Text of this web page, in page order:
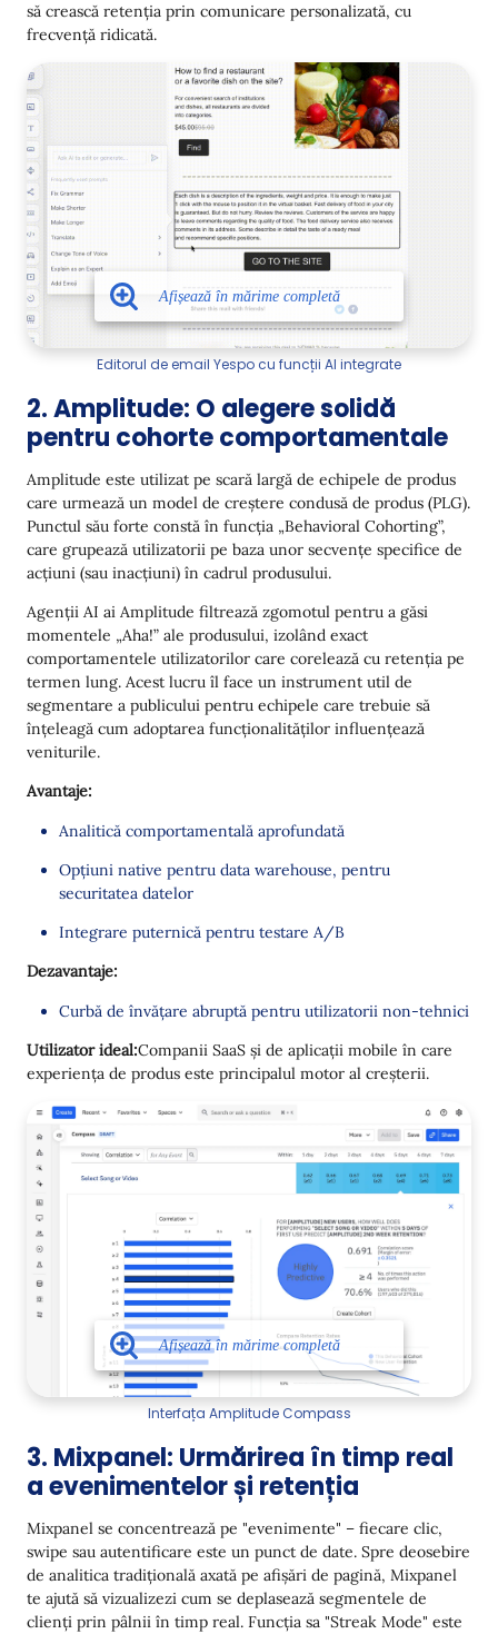
să crească retenția prin comunicare personalizată, cu
frecvență ridicată.
Editorul de email Yespo cu funcții AI integrate
2. Amplitude: O alegere solidă
pentru cohorte comportamentale
Amplitude este utilizat pe scară largă de echipele de produs
care urmează un model de creștere condusă de produs (PLG).
Punctul său forte constă în funcția „Behavioral Cohorting”,
care grupează utilizatorii pe baza unor secvențe specifice de
acțiuni (sau inacțiuni) în cadrul produsului.
Agenții AI ai Amplitude filtrează zgomotul pentru a găsi
momentele „Aha!” ale produsului, izolând exact
comportamentele utilizatorilor care corelează cu retenția pe
termen lung. Acest lucru îl face un instrument util de
segmentare a publicului pentru echipele care trebuie să
înțeleagă cum adoptarea funcționalităților influențează
veniturile.
Avantaje:
Analitică comportamentală aprofundată
Opțiuni native pentru data warehouse, pentru
securitatea datelor
Integrare puternică pentru testare A/B
Dezavantaje:
Curbă de învățare abruptă pentru utilizatorii non-tehnici
Utilizator ideal:Companii SaaS și de aplicații mobile în care
experiența de produs este principalul motor al creșterii.
Interfața Amplitude Compass
3. Mixpanel: Urmărirea în timp real
a evenimentelor și retenția
Mixpanel se concentrează pe "evenimente" – fiecare clic,
swipe sau autentificare este un punct de date. Spre deosebire
de analitica tradițională axată pe afișări de pagină, Mixpanel
te ajută să vizualizezi cum se deplasează segmentele de
clienți prin pâlnii în timp real. Funcția sa "Streak Mode" este